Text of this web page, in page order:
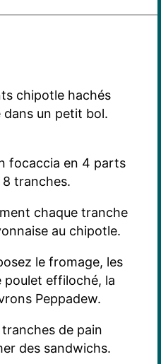
chipotle hachés
dans un petit bol.
focaccia en 4 parts
tranches.
chaque tranche
au chipotle.
le fromage, les
poulet effiloché, la
Peppadew.
de pain
des sandwichs.